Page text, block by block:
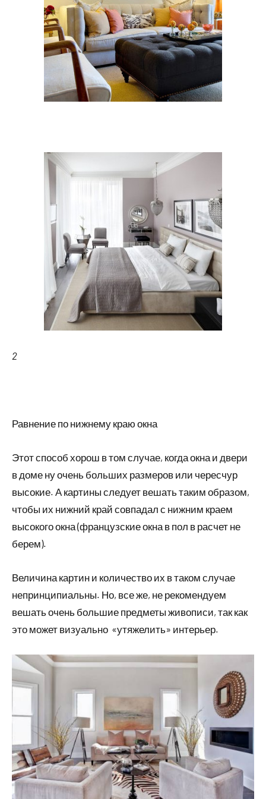
2
Равнение по нижнему краю окна
Этот способ хорош в том случае, когда окна и двери
в доме ну очень больших размеров или чересчур
высокие. А картины следует вешать таким образом,
чтобы их нижний край совпадал с нижним краем
высокого окна (французские окна в пол в расчет не
берем).
Величина картин и количество их в таком случае
непринципиальны. Но, все же, не рекомендуем
вешать очень большие предметы живописи, так как
это может визуально «утяжелить» интерьер.